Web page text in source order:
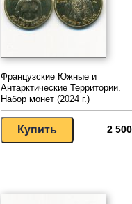
Французские Южные и
Антарктические Территории.
Набор монет (2024 г.)
2